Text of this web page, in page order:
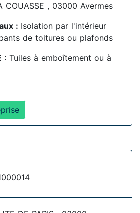
COUASSE , 03000 Avermes
: Isolation par l'intérieur
de toitures ou plafonds
: Tuiles à emboîtement ou à